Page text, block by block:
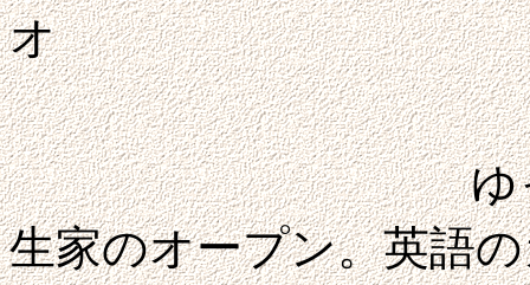
ゆっくり歩い
生家のオープン。英語